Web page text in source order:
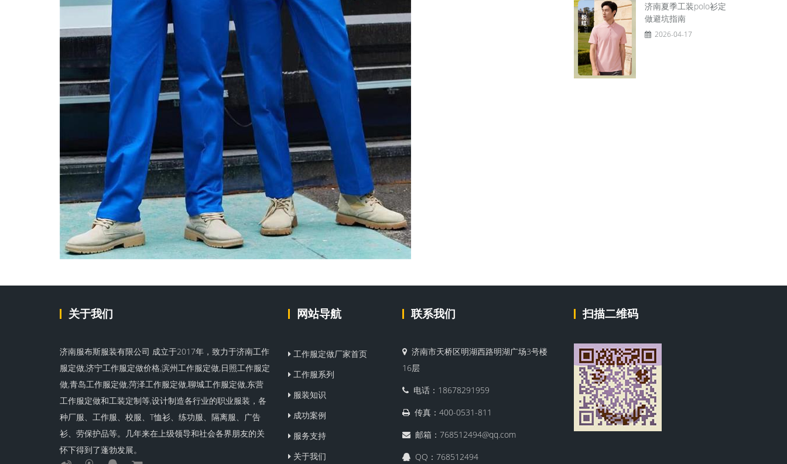
济南夏季工装polo衫定
做避坑指南
2026-04-17
关于我们
济南服布斯服装有限公司 成立于2017年，致力于济南工作
服定做,济宁工作服定做价格,滨州工作服定做,日照工作服定
做,青岛工作服定做,菏泽工作服定做,聊城工作服定做,东营
工作服定做和工装定制等,设计制造各行业的职业服装，各
种厂服、工作服、校服、T恤衫、练功服、隔离服、广告
衫、劳保护品等。几年来在上级领导和社会各界朋友的关
怀下得到了蓬勃发展。
网站导航
工作服定做厂家首页
工作服系列
服装知识
成功案例
服务支持
关于我们
联系我们
济南市天桥区明湖西路明湖广场3号楼
16层
电话：18678291959
传真：400-0531-811
邮箱：768512494@qq.com
QQ：768512494
扫描二维码